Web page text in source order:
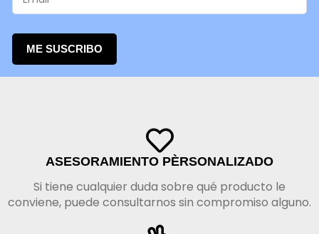
ME SUSCRIBO
ASESORAMIENTO PÈRSONALIZADO
Si tiene cualquier duda sobre qué producto le
conviene, puede consultarnos sin compromiso alguno.